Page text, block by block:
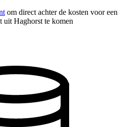
om direct achter de kosten voor een
uit Haghorst te komen